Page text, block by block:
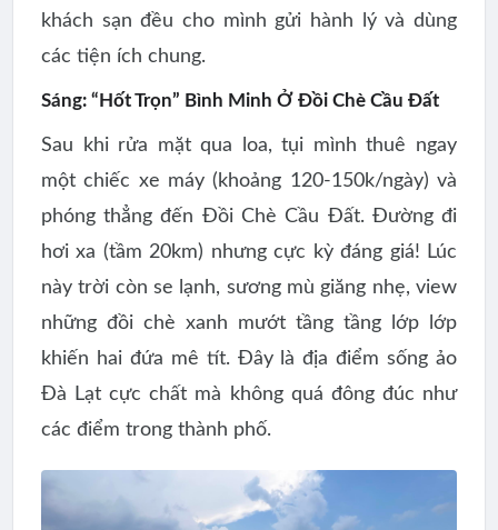
khách sạn đều cho mình gửi hành lý và dùng
các tiện ích chung.
Sáng: “Hốt Trọn” Bình Minh Ở Đồi Chè Cầu Đất
Sau khi rửa mặt qua loa, tụi mình thuê ngay
một chiếc xe máy (khoảng 120-150k/ngày) và
phóng thẳng đến Đồi Chè Cầu Đất. Đường đi
hơi xa (tầm 20km) nhưng cực kỳ đáng giá! Lúc
này trời còn se lạnh, sương mù giăng nhẹ, view
những đồi chè xanh mướt tầng tầng lớp lớp
khiến hai đứa mê tít. Đây làđịa điểm sống ảo
Đà Lạt cực chất mà không quá đông đúc như
các điểm trong thành phố.